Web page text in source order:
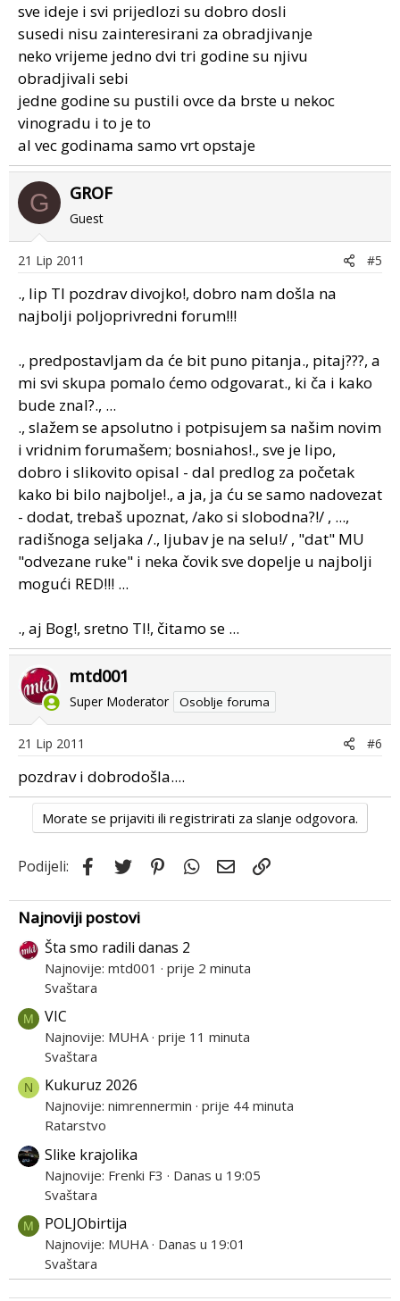
sve ideje i svi prijedlozi su dobro dosli
susedi nisu zainteresirani za obradjivanje
neko vrijeme jedno dvi tri godine su njivu
obradjivali sebi
jedne godine su pustili ovce da brste u nekoc
vinogradu i to je to
al vec godinama samo vrt opstaje
G GROF
Guest
21 Lip 2011 #5
., lip TI pozdrav divojko!, dobro nam došla na
najbolji poljoprivredni forum!!!
., predpostavljam da će bit puno pitanja., pitaj???, a
mi svi skupa pomalo ćemo odgovarat., ki ča i kako
bude znal?., ...
., slažem se apsolutno i potpisujem sa našim novim
i vridnim forumašem; bosniahos!., sve je lipo,
dobro i slikovito opisal - dal predlog za početak
kako bi bilo najbolje!., a ja, ja ću se samo nadovezat
- dodat, trebaš upoznat, /ako si slobodna?!/ , ...,
radišnoga seljaka /., ljubav je na selu!/ , "dat" MU
"odvezane ruke" i neka čovik sve dopelje u najbolji
mogući RED!!! ...
., aj Bog!, sretno TI!, čitamo se ...
mtd001
Super Moderator Osoblje foruma
21 Lip 2011 #6
pozdrav i dobrodošla....
Morate se prijaviti ili registrirati za slanje odgovora.
Podijeli: Facebook
Twitter PinterestWhatsApp
Email
Najnoviji postovi
Šta smo radili danas 2
Najnovije: mtd001
prije 2 minuta
Svaštara
M VIC
Najnovije: MUHA prije 11 minuta
Svaštara
N Kukuruz 2026
Najnovije: nimrennermin prije 44 minuta
Ratarstvo
Slike krajolika
Najnovije: Frenki F3
Danas u 19:05
Svaštara
M POLJObirtija
Najnovije: MUHA Danas u 19:01
Svaštara